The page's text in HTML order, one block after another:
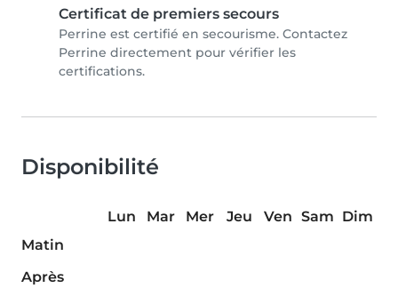
Certificat de premiers secours
Perrine est certifié en secourisme. Contactez
Perrine directement pour vérifier les
certifications.
Disponibilité
Lun Mar Mer Jeu Ven Sam Dim
Matin
Après